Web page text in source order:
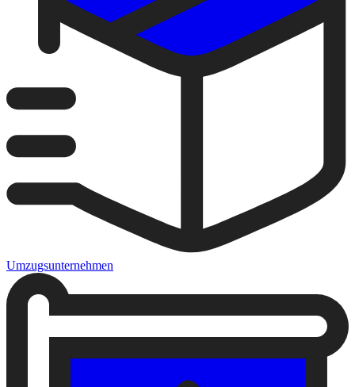
Umzugsunternehmen